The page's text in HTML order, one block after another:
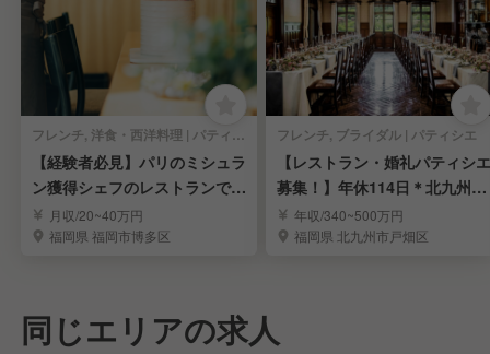
フレンチ, 洋食・西洋料理 | パティシエ
【経験者必見】パリのミシュラ
ン獲得シェフのレストランでパ
ティシエ募集＊
月収/20~40万円
福岡県 福岡市博多区
フレンチ, ブライダル | パティシエ
【レストラン・婚礼パティシエ
募集！】年休114日＊北九州＊
転勤無＊フレンチ
年収/340~500万円
福岡県 北九州市戸畑区
同じエリアの求人